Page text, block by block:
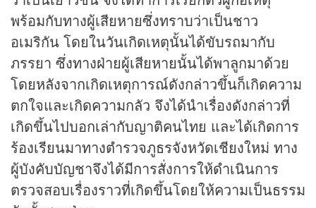
พร้อมกับทางผู้เสียหายซึ่งทราบว่าเป็นชาว
อเมริกัน โดยในวันเกิดเหตุนั้นได้ขับรถมากับ
ภรรยา ซึ่งทางฝ่ายผู้เสียหายนั้นได้พาลูกมาด้วย
โดยหลังจากเกิดเหตุการณ์ดังกล่าวขึ้นก็เกิดความ
ตกใจและเกิดความกลัว จึงได้นำเรื่องดังกล่าวที่
เกิดขึ้นไปบอกเล่ากับญาติคนไทย และได้เกิดการ
ร้องเรียนมาทางตำรวจภูธรจังหวัดเชียงใหม่ ทาง
ผู้บังคับบัญชาจึงได้มีการสั่งการให้ดำเนินการ
ตรวจสอบเรื่องราวที่เกิดขึ้นโดยให้ความเป็นธรรม